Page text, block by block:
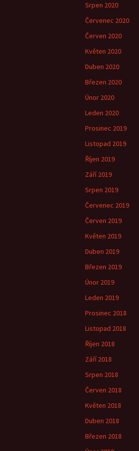
Srpen 2020
Červenec 2020
Červen 2020
Květen 2020
Duben 2020
Březen 2020
Únor 2020
Leden 2020
Prosinec 2019
Listopad 2019
Říjen 2019
Září 2019
Srpen 2019
Červenec 2019
Červen 2019
Květen 2019
Duben 2019
Březen 2019
Únor 2019
Leden 2019
Prosinec 2018
Listopad 2018
Říjen 2018
Září 2018
Srpen 2018
Červen 2018
Květen 2018
Duben 2018
Březen 2018